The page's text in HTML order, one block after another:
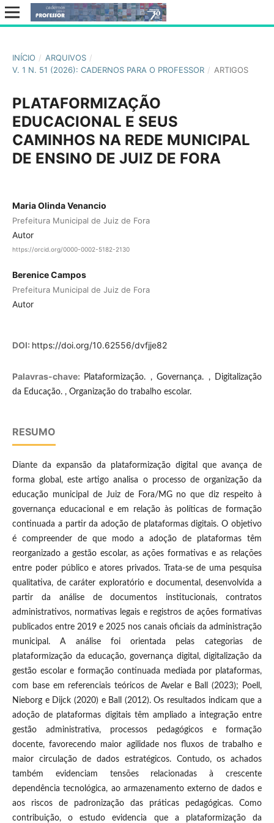
INÍCIO / ARQUIVOS /
V. 1 N. 51 (2026): CADERNOS PARA O PROFESSOR / ARTIGOS
PLATAFORMIZAÇÃO
EDUCACIONAL E SEUS
CAMINHOS NA REDE MUNICIPAL
DE ENSINO DE JUIZ DE FORA
Maria Olinda Venancio
Prefeitura Municipal de Juiz de Fora
Autor
https://orcid.org/0000-0002-5182-2130
Berenice Campos
Prefeitura Municipal de Juiz de Fora
Autor
DOI: https://doi.org/10.62556/dvfjje82
Palavras-chave:
Plataformização. , Governança. , Digitalização
da Educação. , Organização do trabalho escolar.
RESUMO
Diante da expansão da plataformização digital que avança de
forma global, este artigo analisa o processo de organização da
educação municipal de Juiz de Fora/MG no que diz respeito à
governança educacional e em relação às políticas de formação
continuada a partir da adoção de plataformas digitais. O objetivo
é compreender de que modo a adoção de plataformas têm
reorganizado a gestão escolar, as ações formativas e as relações
entre poder público e atores privados. Trata-se de uma pesquisa
qualitativa, de caráter exploratório e documental, desenvolvida a
partir da análise de documentos institucionais, contratos
administrativos, normativas legais e registros de ações formativas
publicados entre 2019 e 2025 nos canais oficiais da administração
municipal. A análise foi orientada pelas categorias de
plataformização da educação, governança digital, digitalização da
gestão escolar e formação continuada mediada por plataformas,
com base em referenciais teóricos de Avelar e Ball (2023); Poell,
Nieborg e Dijck (2020) e Ball (2012). Os resultados indicam que a
adoção de plataformas digitais têm ampliado a integração entre
gestão administrativa, processos pedagógicos e formação
docente, favorecendo maior agilidade nos fluxos de trabalho e
maior circulação de dados estratégicos. Contudo, os achados
também evidenciam tensões relacionadas à crescente
dependência tecnológica, ao armazenamento externo de dados e
aos riscos de padronização das práticas pedagógicas. Como
contribuição, o estudo evidencia que a plataformização da